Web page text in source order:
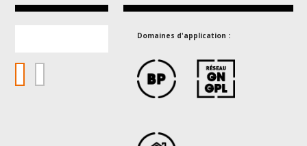
Domaines d'application :